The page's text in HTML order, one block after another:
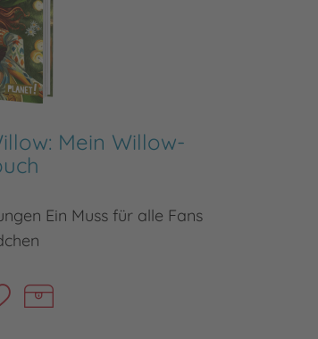
Mein Willow-
Ein Muss für alle Fans